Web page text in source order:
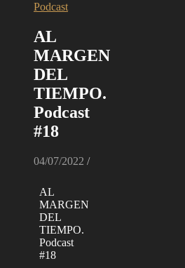
Podcast
AL
MARGEN
DEL
TIEMPO.
Podcast
#18
04/07/2022 /
AL
MARGEN
DEL
TIEMPO.
Podcast
#18